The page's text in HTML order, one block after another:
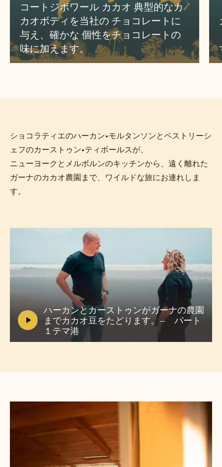
コートジボワール カカオ 典型的なカ
カオボディを当社の チョコレートに
与え、確かな 個性をチョコレートの
味に加えます。
ショコラティエのハーカン•モルタンソンとペストリーシ
ェフのカーストゥン•ティボールスが、
ニューヨークとメルボルンのキッチンから、遠く離れた
ガーナのカカオ農園まで、ワイルドな旅にお連れしま
す。
V
d
e
ハーカンとカーストゥンがガーナの農園
までカカオ豆をたどります。– パート
１テマ港
生:
ー
と
カ